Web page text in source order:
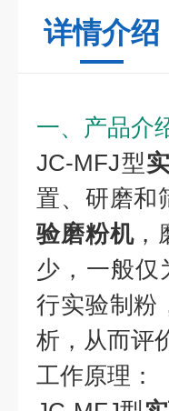
详情介绍
一、产品介
JC-MFJ型
置、研磨和
验磨粉机，
少，一般仅
行实验制粉
析，从而评
工作原理：